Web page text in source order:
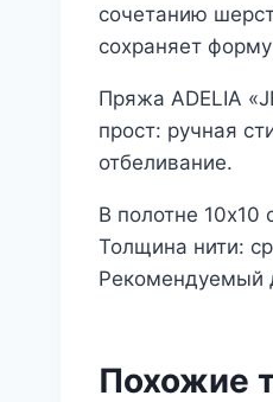
сочетанию
сохраняет
Пряжа ADELIA
прост: ручная
отбеливание.
В полотне
Толщина нити:
Рекомендуемый
Похожие